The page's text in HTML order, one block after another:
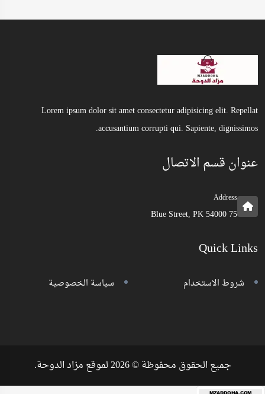
Lorem ipsum dolor sit amet consectetur adipisicing elit. Repellat
accusantium corrupti qui. Sapiente, dignissimos.
عنوان قسم الاتصال
Address
75 Blue Street, PK 54000
Quick Links
شروط الاستخدام سياسة الخصوصية
جميع الحقوق محفوظة © 2026 لموقع مزاد الدوحة.